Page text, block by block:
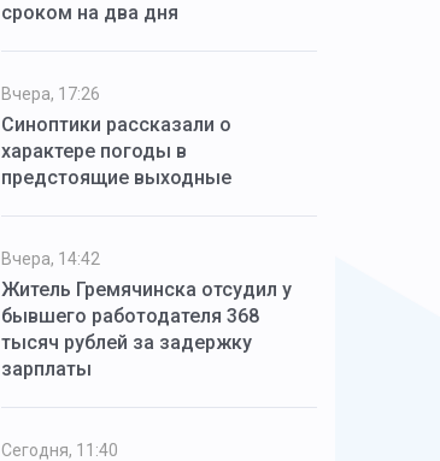
сроком на два дня
Вчера, 17:26
Синоптики рассказали о
характере погоды в
предстоящие выходные
Вчера, 14:42
Житель Гремячинска отсудил у
бывшего работодателя 368
тысяч рублей за задержку
зарплаты
Сегодня, 11:40